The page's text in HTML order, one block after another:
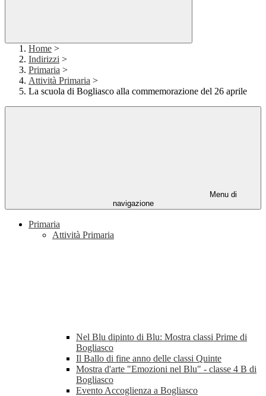
Home >
Indirizzi >
Primaria >
Attività Primaria >
La scuola di Bogliasco alla commemorazione del 26 aprile
Menu di
navigazione
Primaria
Attività Primaria
Nel Blu dipinto di Blu: Mostra classi Prime di
Bogliasco
Il Ballo di fine anno delle classi Quinte
Mostra d'arte "Emozioni nel Blu" - classe 4 B di
Bogliasco
Evento Accoglienza a Bogliasco